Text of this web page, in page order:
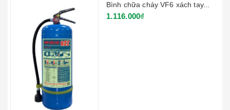
Bình chữa cháy VF6 xách tay...
1.116.000₫